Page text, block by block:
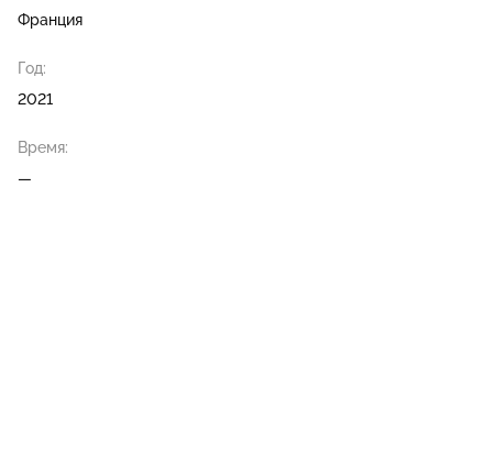
Франция
Год:
2021
Время:
—